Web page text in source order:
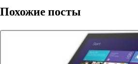
Похожие посты